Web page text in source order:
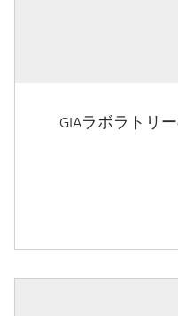
GIAラボラトリ